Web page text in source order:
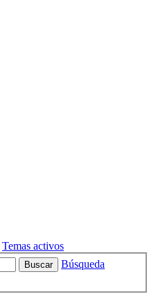
Temas activos
Buscar
Búsqueda